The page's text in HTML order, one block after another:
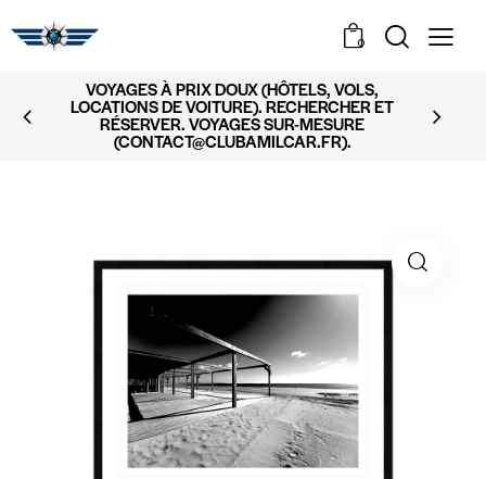
0
VOYAGES À PRIX DOUX (HÔTELS, VOLS,
LOCATIONS DE VOITURE). RECHERCHER ET
RÉSERVER. VOYAGES SUR-MESURE
(CONTACT@CLUBAMILCAR.FR).